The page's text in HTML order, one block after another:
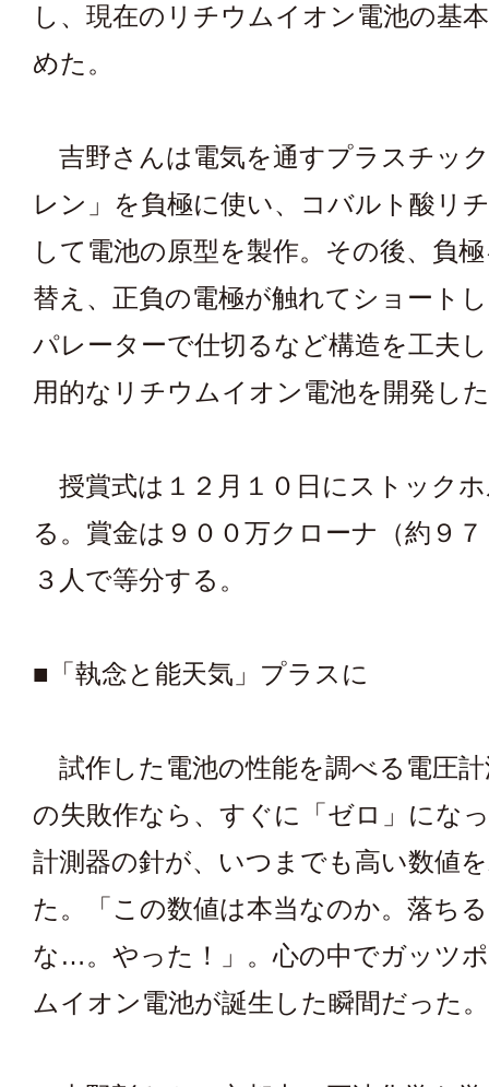
し、現在のリチウムイオン電池の基
めた。
吉野さんは電気を通すプラスチッ
レン」を負極に使い、コバルト酸リ
して電池の原型を製作。その後、負
替え、正負の電極が触れてショート
パレーターで仕切るなど構造を工夫
用的なリチウムイオン電池を開発し
授賞式は１２月１０日にストック
る。賞金は９００万クローナ（約９
３人で等分する。
■「執念と能天気」プラスに
試作した電池の性能を調べる電圧
の失敗作なら、すぐに「ゼロ」にな
計測器の針が、いつまでも高い数値
た。「この数値は本当なのか。落ち
な…。やった！」。心の中でガッツ
ムイオン電池が誕生した瞬間だった。